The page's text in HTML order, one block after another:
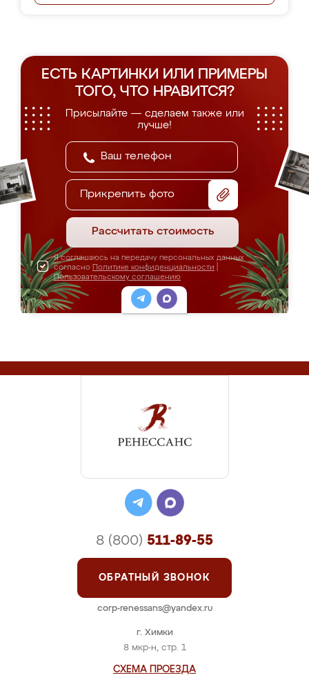
ЕСТЬ КАРТИНКИ ИЛИ ПРИМЕРЫ
ТОГО, ЧТО НРАВИТСЯ?
Присылайте — сделаем также или
лучше!
Прикрепить фото
Рассчитать стоимость
Я соглашаюсь на передачу персональных данных
согласно Политике конфиденциальности
Пользовательскому соглашению
г. Химки
8 мкр-н, стр. 1
СХЕМА ПРОЕЗДА
8 (800) 511-89-55
ОБРАТНЫЙ ЗВОНОК
corp-renessans@yandex.ru